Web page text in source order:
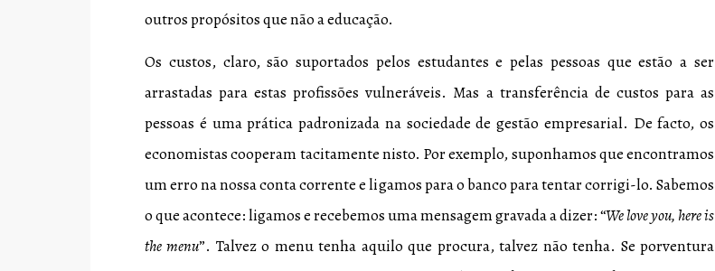
outros propósitos que não a educação.
Os custos, claro, são suportados pelos estudantes e pelas pessoas que estão a ser
arrastadas para estas profissões vulneráveis. Mas a transferência de custos para as
pessoas é uma prática padronizada na sociedade de gestão empresarial. De facto, os
economistas cooperam tacitamente nisto. Por exemplo, suponhamos que encontramos
um erro na nossa conta corrente e ligamos para o banco para tentar corrigi-lo. Sabemos
o que acontece: ligamos e recebemos uma mensagem gravada a dizer: “We love you, here is
the menu”. Talvez o menu tenha aquilo que procura, talvez não tenha. Se porventura